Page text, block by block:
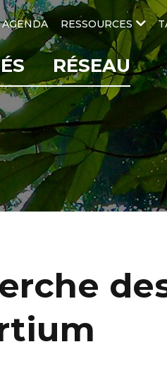
AGENDA RESSOURCES
RÉSEAU